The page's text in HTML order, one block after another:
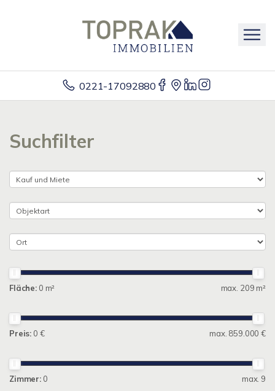
0221-17092880
Suchfilter
Fläche: 0 m² max. 209 m²
Preis: 0 € max. 859.000 €
Zimmer: 0 max. 9